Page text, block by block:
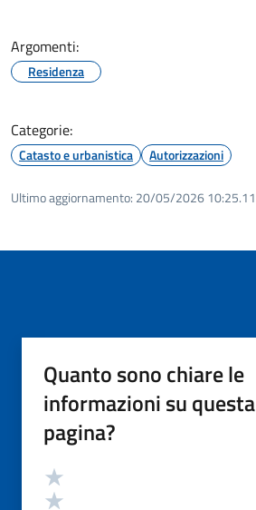
Argomenti:
Residenza
Categorie:
Catasto e urbanistica Autorizzazioni
Ultimo aggiornamento: 20/05/2026 10:25.11
Quanto sono chiare le
informazioni su questa
pagina?
Valutazione